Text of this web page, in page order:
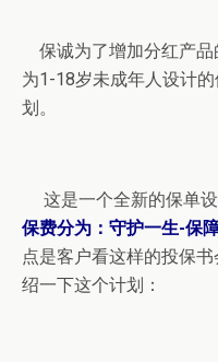
保诚为了增加分红产品
为1-18岁未成年人设计
划。
这是一个全新的保单
保费分为：守护一生-保
点是客户看这样的投保
绍一下这个计划：